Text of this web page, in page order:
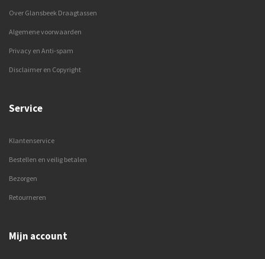
Over Glansbeek Draagtassen
Algemene voorwaarden
Privacy en Anti-spam
Disclaimer en Copyright
Service
Klantenservice
Bestellen en veilig betalen
Bezorgen
Retourneren
Mijn account